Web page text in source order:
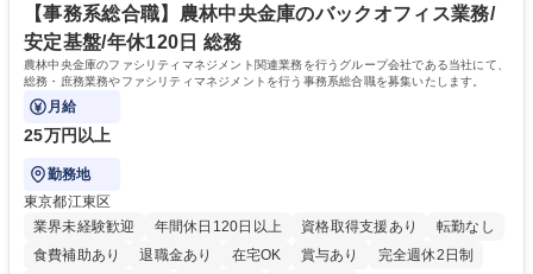
学歴・資格 学歴：大学院 大学 高専 短大 専修学校 高校 語学力： 資格：第
一種運転免許普通自動車
【事務系総合職】農林中央金庫のバックオフィス業務/
安定基盤/年休120日 総務
農林中央金庫のファシリティマネジメント関連業務を行うグループ会社である当社にて、
総務・庶務業務やファシリティマネジメントを行う事務系総合職を募集いたします。
月給
25万円以上
勤務地
東京都江東区
業界未経験歓迎
年間休日120日以上 資格取得支援あり
転勤なし
食費補助あり
退職金あり 在宅OK 賞与あり
完全週休2日制